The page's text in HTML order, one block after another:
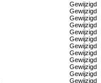
Gewijzigd
Gewijzigd
Gewijzigd
Gewijzigd
Gewijzigd
Gewijzigd
Gewijzigd
Gewijzigd
Gewijzigd
Gewijzigd
Gewijzigd
Gewijzigd